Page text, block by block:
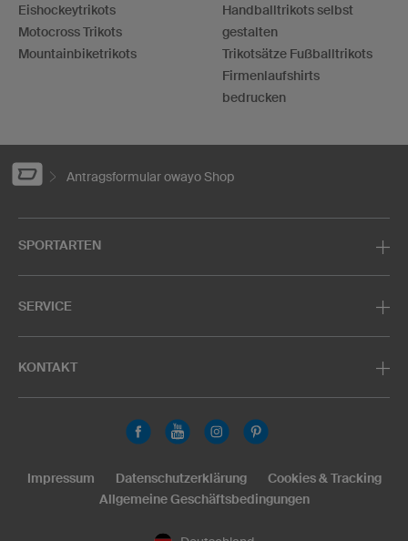
Eishockeytrikots
Motocross Trikots
Mountainbiketrikots
Handballtrikots selbst
gestalten
Trikotsätze Fußballtrikots
Firmenlaufshirts
bedrucken
Antragsformular owayo Shop
SPORTARTEN
SERVICE
KONTAKT
Impressum Datenschutzerklärung
Cookies & Tracking
Allgemeine Geschäftsbedingungen